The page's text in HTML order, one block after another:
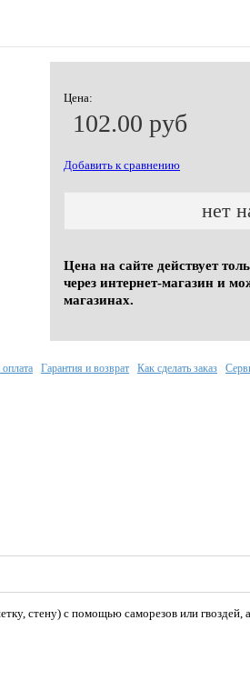
Цена:
102.00 руб
Добавить к сравнению
нет
Цена на сайте действует
через интернет-магазин и
магазинах.
стену) с помощью саморезов или
Гарантия и возврат Как сделать заказ